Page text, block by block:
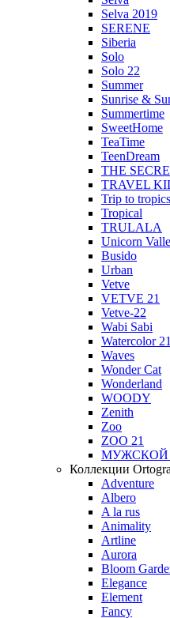
Selva 2019
SERENE
Siberia
Solo
Solo 22
Summer
Sunrise &
Summertime
SweetHome
TeaTime
TeenDream
THE
TRAVEL
Trip to tropics
Tropical
TRULALA
Unicorn
Busido
Urban
Vetve
VETVE 21
Vetve-22
Wabi Sabi
Watercolor 21
Waves
Wonder Cat
Wonderland
WOODY
Zenith
Zoo
ZOO 21
МУЖСКОЙ
Коллекции
Adventure
Albero
A la rus
Animality
Artline
Aurora
Bloom
Elegance
Element
Fancy